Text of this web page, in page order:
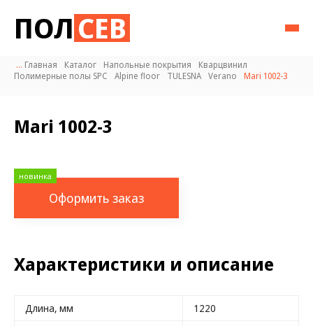
ПОЛСЕВ
... Главная Каталог Напольные покрытия
Кварцвинил
Полимерные полы SPC
Alpine floor TULESNA Verano Mari 1002-3
Mari 1002-3
новинка
Оформить заказ
Характеристики и описание
Длина, мм
1220